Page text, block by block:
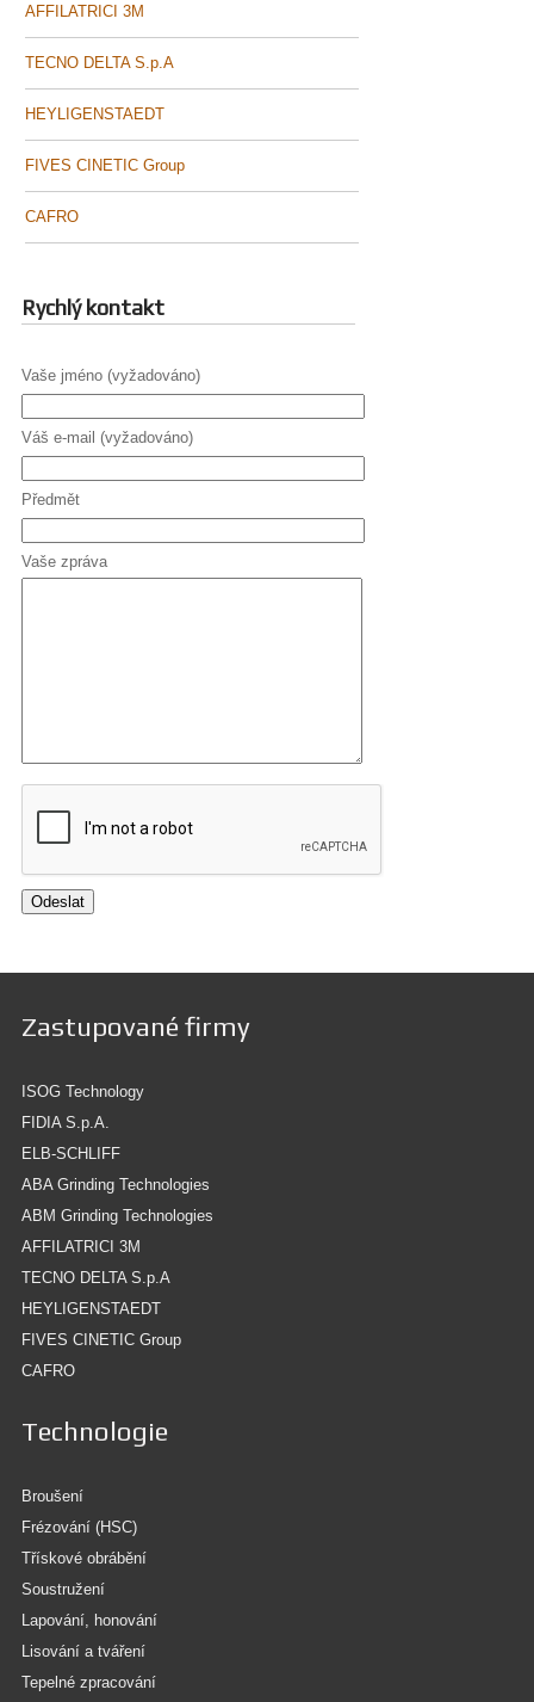
AFFILATRICI 3M
TECNO DELTA S.p.A
HEYLIGENSTAEDT
FIVES CINETIC Group
CAFRO
Rychlý kontakt
Vaše jméno (vyžadováno)
Váš e-mail (vyžadováno)
Předmět
Vaše zpráva
Zastupované firmy
ISOG Technology
FIDIA S.p.A.
ELB-SCHLIFF
ABA Grinding Technologies
ABM Grinding Technologies
AFFILATRICI 3M
TECNO DELTA S.p.A
HEYLIGENSTAEDT
FIVES CINETIC Group
CAFRO
Technologie
Broušení
Frézování (HSC)
Třískové obrábění
Soustružení
Lapování, honování
Lisování a tváření
Tepelné zpracování